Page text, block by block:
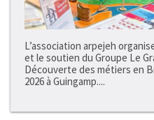
L’association arpejeh
et le soutien du Groupe Le
Découverte des métiers en
2026 à Guingamp....